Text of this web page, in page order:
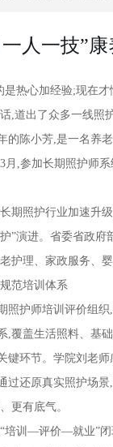
人一技”
心加经验;现在才
,道出了众多一线照
陈小芳,是一名养老
月,参加长期照护师
照护行业加速升级
”演进。省委省政
护理、家政服务、
范培训体系
护师培训评价组织,
,覆盖生活照料、基
环节。学院刘老师
过还原真实照护场
更有底气。
训—评价—就业”闭